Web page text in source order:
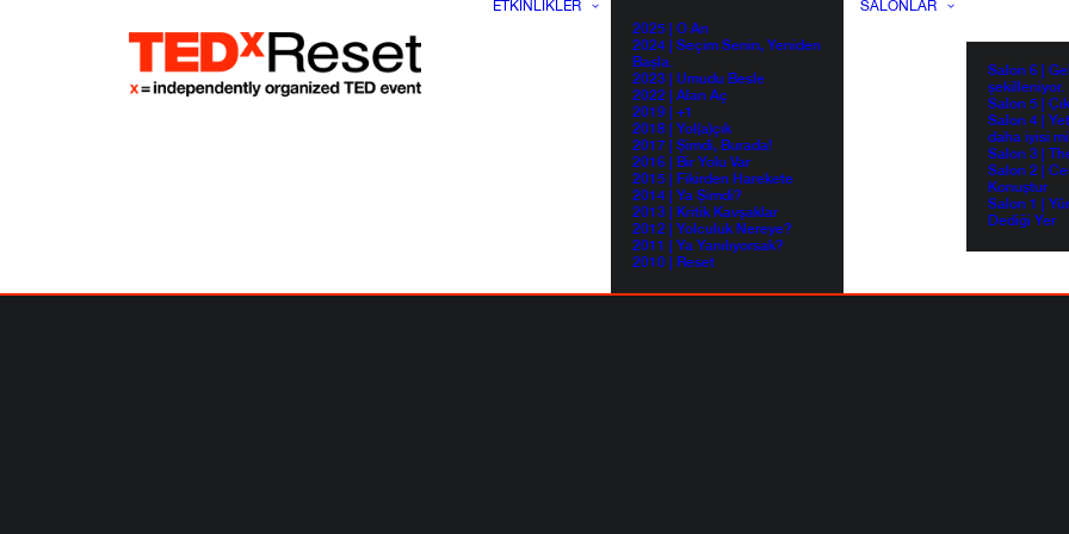
ETKINLIKLER
2025 | O An
2024 | Seçim Senin, Yeniden
Başla.
2023 | Umudu Besle
2022 | Alan Aç
2019 | +1
2018 | Yol(a)çık
2017 | Şimdi, Burada!
2016 | Bir Yolu Var
2015 | Fikirden Harekete
2014 | Ya Şimdi?
2013 | Kritik Kavşaklar
2012 | Yolculuk Nereye?
2011 | Ya Yanılıyorsak?
2010 | Reset
SALONLAR
Salon 6 |
şekilleniyor.
Salon 5 |
Salon 4 |
daha iyisi
Salon 3 |
Salon 2 |
Konuştur
Salon 1 |
Dediği Yer